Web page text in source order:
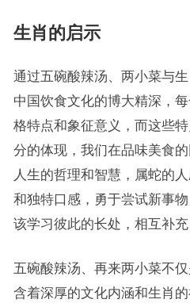
生肖的启示
通过五碗酸辣汤、两小菜与
中国饮食文化的博大精深，
格特点和象征意义，而这些
分的体现，我们在品味美食
人生的哲理和智慧，属蛇的
和独特口感，勇于尝试新事
该学习彼此的长处，相互补充
五碗酸辣汤、再来两小菜不
含着深厚的文化内涵和生肖